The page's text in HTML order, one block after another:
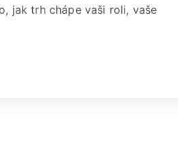
jak trh chápe vaši roli, vaše